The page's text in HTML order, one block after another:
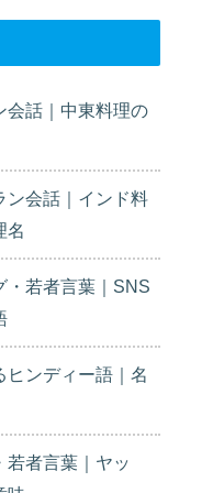
会話｜中東料理の
ン会話｜インド料
名
・若者言葉｜SNS
ヒンディー語｜名
若者言葉｜ヤッ